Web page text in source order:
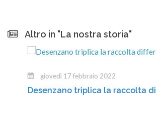
Altro in "La nostra storia"
giovedì 17 febbraio 2022
Desenzano triplica la raccolta